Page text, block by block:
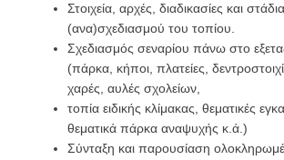
Στοιχεία, αρχές, διαδικασίες και στάδια
(ανα)σχεδιασμού του τοπίου.
Σχεδιασμός σεναρίου πάνω στο
(πάρκα, κήποι, πλατείες,
χαρές, αυλές σχολείων,
τοπία ειδικής κλίμακας, θεματικές
θεματικά πάρκα αναψυχής κ.ά.)
Σύνταξη και παρουσίαση